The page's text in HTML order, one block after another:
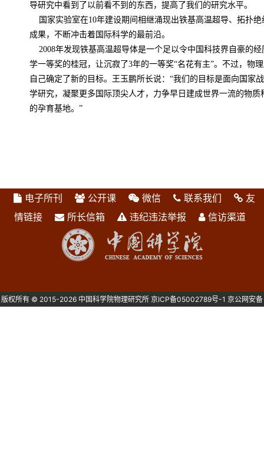
导研究中看到了以前看不到的东西，提高了我们的研究水平。
国家实验室在10年建设期间相继涌现出铁基高温超导、拓扑
成果，不断冲击着国际科学的最前沿。
2008年发现铁基高温超导体是一个足以令中国科技界自豪的
学一等奖的桂冠，让沉寂了3年的一等奖“名花有主”。不过，物
自己确定了新的目标。王玉鹏所长说：“我们的目标是面向国家
学研究，凝聚更多国际顶尖人才，力争早日建成世界一流的物
的孕育基地。”
电子所刊 公开课 微信 联系我们
友
情链接
所长信箱 违纪违法举报 信访渠道
版权所有 © 2015-2026 中国科学院物理研究所 京ICP备05002789号-1 京公网安备